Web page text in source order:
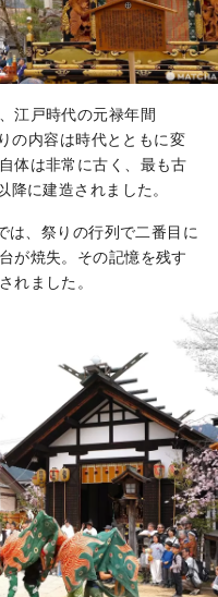
江戸時代の元禄年間
の内容は時代とともに変
体は非常に古く、最も古
に建造されました。
、祭りの行列で二番目に
が焼失。その記憶を残す
れました。